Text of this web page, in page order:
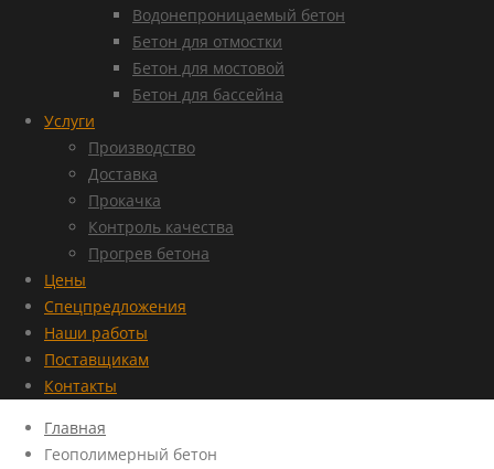
Водонепроницаемый бетон
Бетон для отмостки
Бетон для мостовой
Бетон для бассейна
Услуги
Производство
Доставка
Прокачка
Контроль качества
Прогрев бетона
Цены
Спецпредложения
Наши работы
Поставщикам
Контакты
Главная
Геополимерный бетон